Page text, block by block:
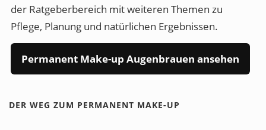
der Ratgeberbereich mit weiteren Themen zu
Pflege, Planung und natürlichen Ergebnissen.
Permanent Make-up Augenbrauen ansehen
DER WEG ZUM PERMANENT MAKE-UP